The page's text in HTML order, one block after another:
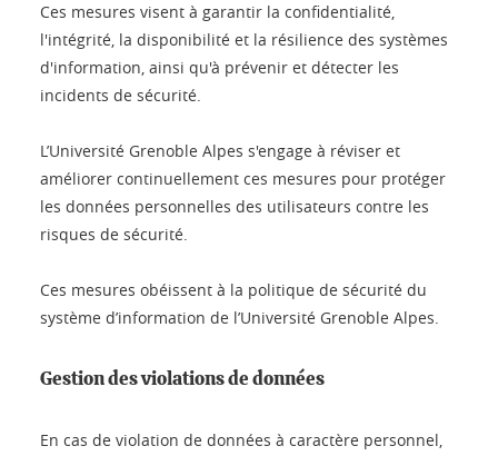
Ces mesures visent à garantir la confidentialité,
l'intégrité, la disponibilité et la résilience des systèmes
d'information, ainsi qu'à prévenir et détecter les
incidents de sécurité.
L’Université Grenoble Alpes s'engage à réviser et
améliorer continuellement ces mesures pour protéger
les données personnelles des utilisateurs contre les
risques de sécurité.
Ces mesures obéissent à la politique de sécurité du
système d’information de l’Université Grenoble Alpes.
Gestion des violations de données
En cas de violation de données à caractère personnel,